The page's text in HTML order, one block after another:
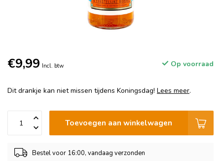
€9,99 Incl. btw Op voorraad
Dit drankje kan niet missen tijdens Koningsdag! Lees meer.
Toevoegen aan winkelwagen
Bestel voor 16:00, vandaag verzonden